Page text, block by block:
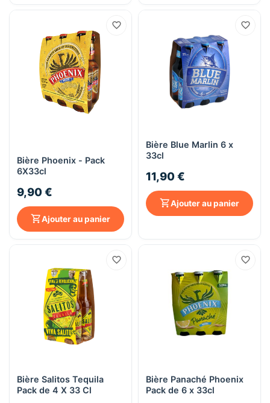
Bière Phoenix - Pack
6X33cl
9,90 €
Ajouter au panier
Bière Blue Marlin 6 x
33cl
11,90 €
Ajouter au panier
Bière Salitos Tequila
Pack de 4 X 33 Cl
Bière Panaché Phoenix
Pack de 6 x 33cl